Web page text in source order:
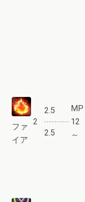
ファ
イア
2
2.5
2.5
MP
12
～